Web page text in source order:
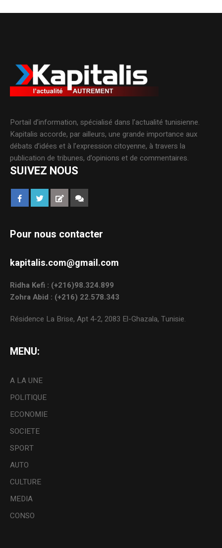
Portail d’information, spécialisé dans l’actualité tunisienne.
Kapitalis accorde, par ailleurs, une grande importance aux
débats d’idées et à l’expression citoyenne, à travers la
publication de tribunes, d’opinions et de commentaires.
SUIVEZ NOUS
Pour nous contacter
kapitalis.com@gmail.com
Ridha Kefi : (+216)98.324.899
Zohra Abid : (+216) 22.578.343
Résidence La Brise, Apt 4-2, 2083 El-Ghazala, Tunisie.
MENU:
A LA UNE
POLITIQUE
ECONOMIE
SOCIETE
SPORT
AUTO
CULTURE
MEDIA
CONSO